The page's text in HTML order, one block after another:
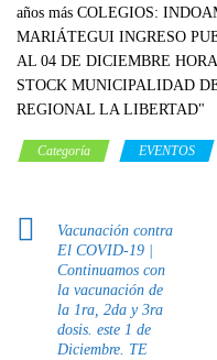
Categoría EVENTOS
Vacunación contra
El COVID-19 |
Continuamos con
la vacunación de
la 1ra, 2da y 3ra
dosis. este 1 de
Diciembre. TE